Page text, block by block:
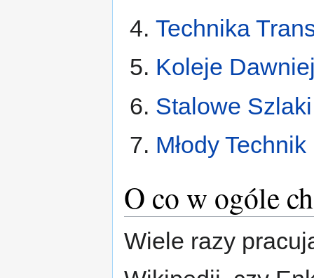
Technika
Koleje
Stalowe Szlaki
Młody Technik
O co w ogóle
Wiele razy